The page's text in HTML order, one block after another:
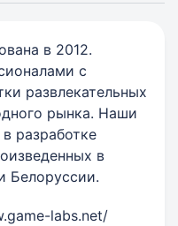
в 2012.
с
развлекательных
рынка. Наши
разработке
в
Белоруссии.
labs.net/